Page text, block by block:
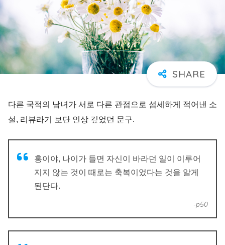
다른 국적의 남녀가 서로 다른 관점으로 섬세하게 적어낸 소
설, 리뷰라기 보단 인상 깊었던 문구.
홍이야, 나이가 들면 자신이 바라던 일이 이루어
지지 않는 것이 때로는 축복이었다는 것을 알게
된단다.
-p50